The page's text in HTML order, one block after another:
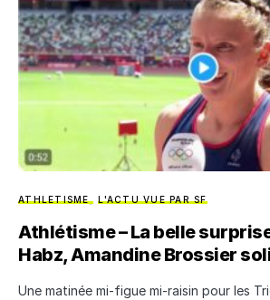
ATHLETISME L'ACTU VUE PAR SF
Athlétisme – La belle
Habz, Amandine Brossier
Une matinée mi-figue mi-raisin pour les